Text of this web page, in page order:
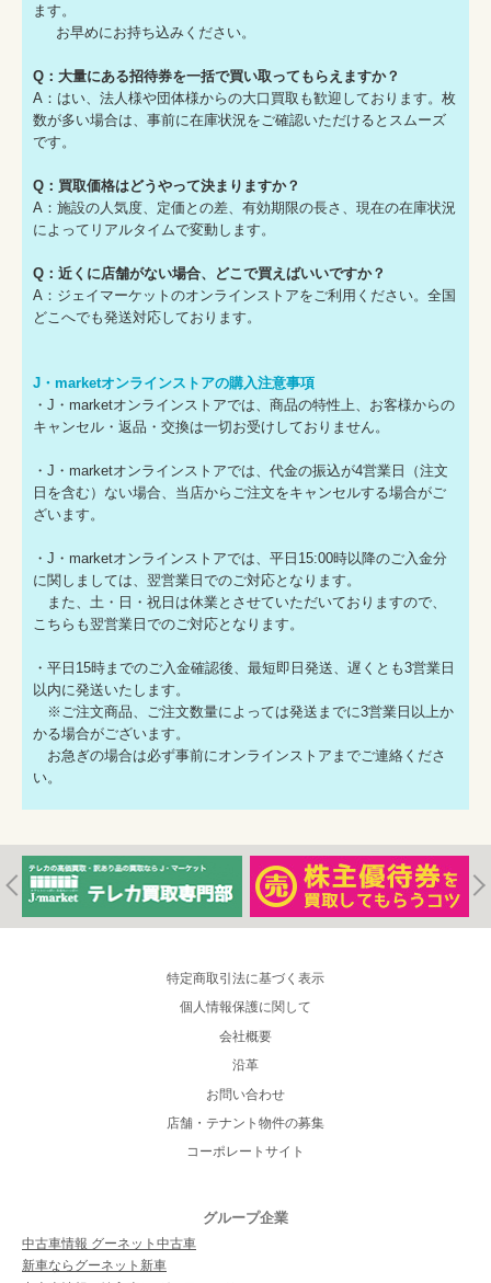
ます。
お早めにお持ち込みください。
Q：大量にある招待券を一括で買い取ってもらえますか？
A：はい、法人様や団体様からの大口買取も歓迎しております。枚
数が多い場合は、事前に在庫状況をご確認いただけるとスムーズ
です。
Q：買取価格はどうやって決まりますか？
A：施設の人気度、定価との差、有効期限の長さ、現在の在庫状況
によってリアルタイムで変動します。
Q：近くに店舗がない場合、どこで買えばいいですか？
A：ジェイマーケットのオンラインストアをご利用ください。全国
どこへでも発送対応しております。
J・marketオンラインストアの購入注意事項
・J・marketオンラインストアでは、商品の特性上、お客様からの
キャンセル・返品・交換は一切お受けしておりません。
・J・marketオンラインストアでは、代金の振込が4営業日（注文
日を含む）ない場合、当店からご注文をキャンセルする場合がご
ざいます。
・J・marketオンラインストアでは、平日15:00時以降のご入金分
に関しましては、翌営業日でのご対応となります。
また、土・日・祝日は休業とさせていただいておりますので、
こちらも翌営業日でのご対応となります。
・平日15時までのご入金確認後、最短即日発送、遅くとも3営業日
以内に発送いたします。
※ご注文商品、ご注文数量によっては発送までに3営業日以上か
かる場合がございます。
お急ぎの場合は必ず事前にオンラインストアまでご連絡くださ
い。
特定商取引法に基づく表示
個人情報保護に関して
会社概要
沿革
お問い合わせ
店舗・テナント物件の募集
コーポレートサイト
グループ企業
中古車情報 グーネット中古車
新車ならグーネット新車